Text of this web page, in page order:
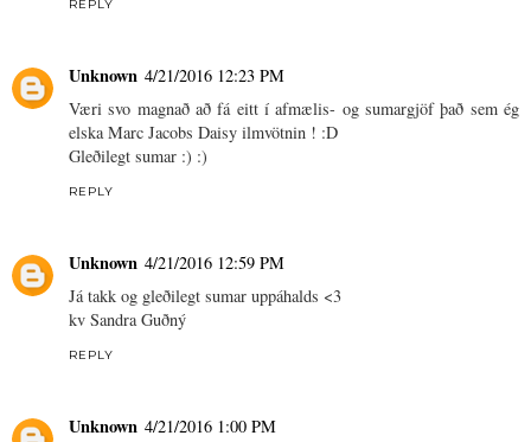
REPLY
Unknown 4/21/2016 12:23 PM
Væri svo magnað að fá eitt í afmælis- og sumargjöf það sem ég
elska Marc Jacobs Daisy ilmvötnin ! :D
Gleðilegt sumar :) :)
REPLY
Unknown 4/21/2016 12:59 PM
Já takk og gleðilegt sumar uppáhalds <3
kv Sandra Guðný
REPLY
Unknown 4/21/2016 1:00 PM